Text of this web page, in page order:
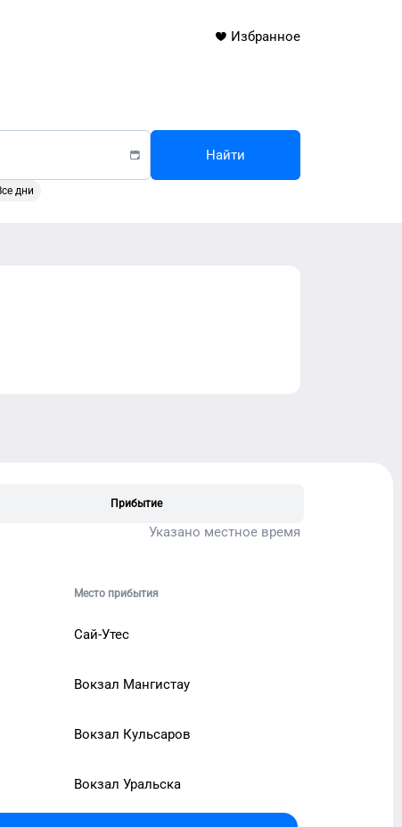
Избранное
дни
Найти
Прибытие
Указано местное время
Место прибытия
Сай-Утес
Вокзал Мангистау
Вокзал Кульсаров
Вокзал Уральска